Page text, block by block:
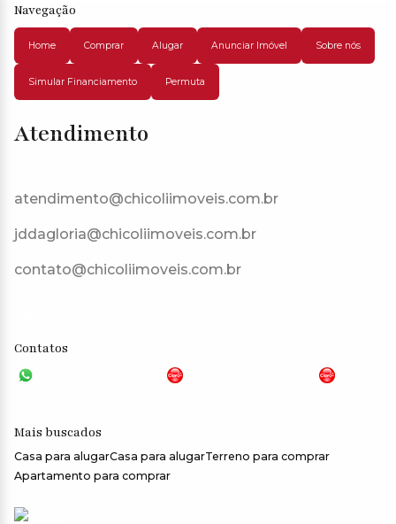
Navegação
Home Comprar Alugar Anunciar Imóvel Sobre nós
Simular Financiamento Permuta
Atendimento
atendimento@chicoliimoveis.com.br
jddagloria@chicoliimoveis.com.br
contato@chicoliimoveis.com.br
Contatos
Mais buscados
Casa para alugarCasa para alugarTerreno para comprar
Apartamento para comprar